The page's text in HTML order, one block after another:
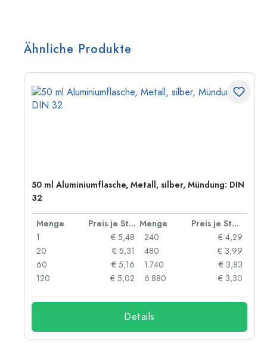
Ähnliche Produkte
50 ml Aluminiumflasche, Metall, silber, Mündung: DIN
32
Menge Preis je Stück Menge
Preis je Stück
1
€ 5,48
20
€ 5,31
60
€ 5,16
120
€ 5,02
240
€ 4,29
480
€ 3,99
1.740
€ 3,83
6.880
€ 3,30
Details